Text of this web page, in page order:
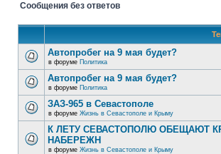
Сообщения без ответов
Автопробег на 9 мая будет?
в форуме Политика
Автопробег на 9 мая будет?
в форуме Политика
ЗАЗ-965 в Севастополе
в форуме Жизнь в Севастополе и Крыму
К ЛЕТУ СЕВАСТОПОЛЮ ОБЕЩАЮТ
НАБЕРЕЖН
в форуме Жизнь в Севастополе и Крыму